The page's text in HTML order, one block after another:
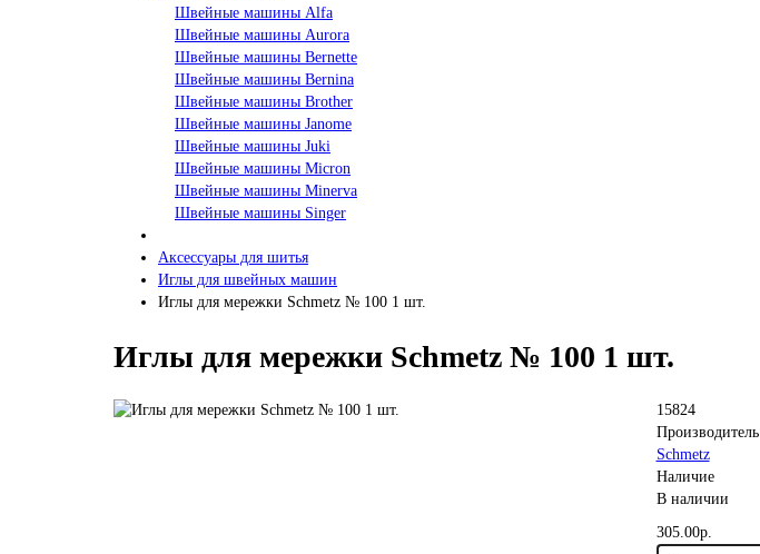
Швейные машины Alfa
Швейные машины Aurora
Швейные машины Bernette
Швейные машины Bernina
Швейные машины Brother
Швейные машины Janome
Швейные машины Juki
Швейные машины Micron
Швейные машины Minerva
Швейные машины Singer
Аксессуары для шитья
Иглы для швейных машин
Иглы для мережки Schmetz № 100 1 шт.
Иглы для мережки Schmetz № 100 1 шт.
15824
Производитель
Schmetz
Наличие
В наличии
305.00р.